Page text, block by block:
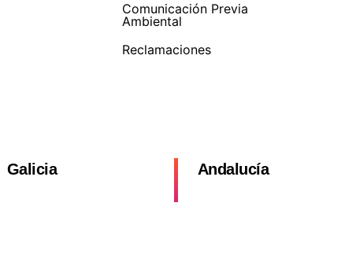
Comunicación Previa
Ambiental
Reclamaciones
Galicia Andalucía